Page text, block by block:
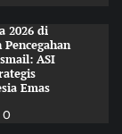
2026 di
ASI
Emas
0